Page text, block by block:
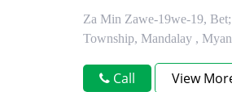
Za Min Zawe-19we-19,
Township, Mandalay ,
Call View